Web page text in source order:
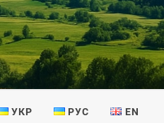
УКР РУС EN